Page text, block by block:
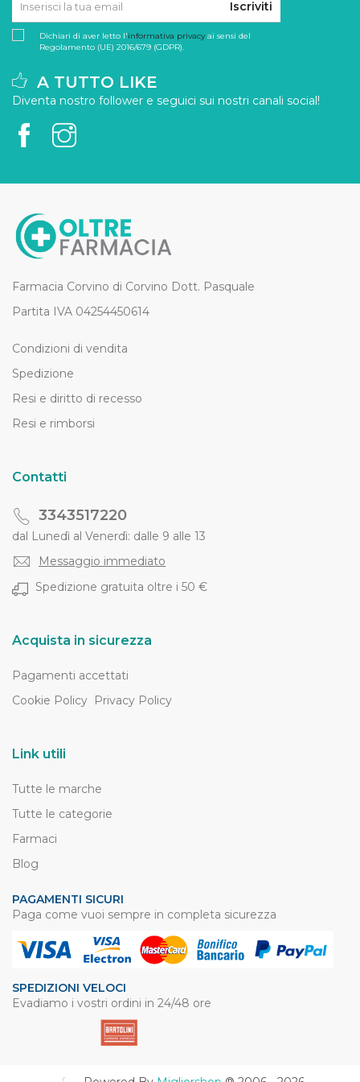
Iscriviti
Dichiari di aver letto l'informativa privacyai sensi del
Regolamento (UE) 2016/679 (GDPR).
A TUTTO LIKE
Diventa nostro follower e seguici sui nostri canali social!
Farmacia Corvino di Corvino Dott. Pasquale
Partita IVA 04254450614
Condizioni di vendita
Spedizione
Resi e diritto di recesso
Resi e rimborsi
Contatti
3343517220
dal Lunedì al Venerdì: dalle 9 alle 13
Messaggio immediato
Spedizione gratuita oltre i 50 €
Acquista in sicurezza
Pagamenti accettati
Cookie Policy Privacy Policy
Link utili
Tutte le marche
Tutte le categorie
Farmaci
Blog
PAGAMENTI SICURI
Paga come vuoi sempre in completa sicurezza
SPEDIZIONI VELOCI
Evadiamo i vostri ordini in 24/48 ore